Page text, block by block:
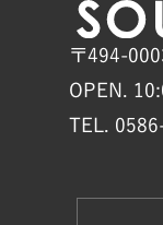
〒494-
OPEN.
TEL.